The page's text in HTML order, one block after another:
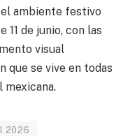
el ambiente festivo
de junio, con las
visual
que se vive en todas
mexicana.
2026